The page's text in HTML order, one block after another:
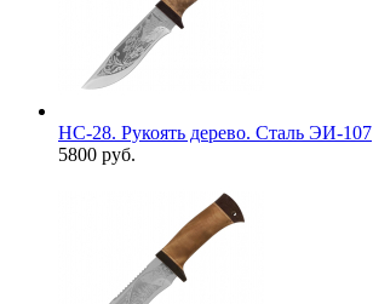
НС-28. Рукоять дерево. Сталь ЭИ-107
5800 руб.